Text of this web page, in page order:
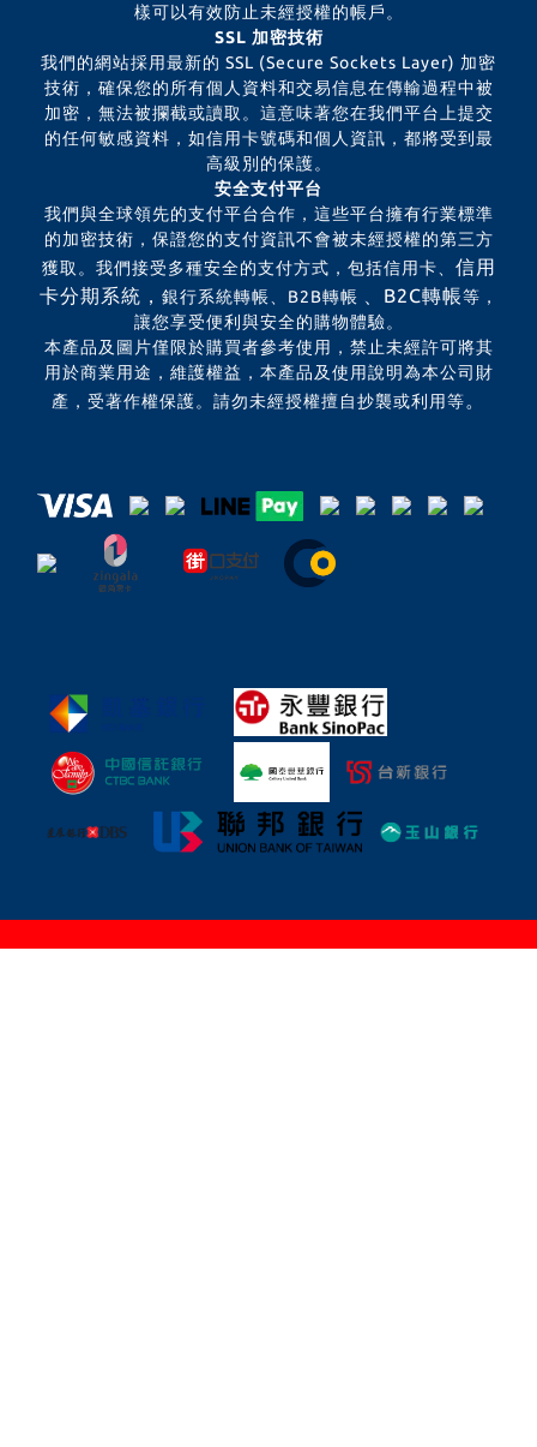
樣可以有效防止未經授權的帳戶。
SSL 加密技術
我們的網站採用最新的 SSL (Secure Sockets Layer) 加密
技術，確保您的所有個人資料和交易信息在傳輸過程中被
加密，無法被攔截或讀取。這意味著您在我們平台上提交
的任何敏感資料，如信用卡號碼和個人資訊，都將受到最
高級別的保護。
安全支付平台
我們與全球領先的支付平台合作，這些平台擁有行業標準
的加密技術，保證您的支付資訊不會被未經授權的第三方
獲取。我們接受多種安全的支付方式，包括信用卡、 信用
卡分期系統， 銀行系統轉帳、B2B轉帳 、B2C轉帳等，
讓您享受便利與安全的購物體驗。
本產品及圖片僅限於購買者參考使用，禁止未經許可將其
用於商業用途，維護權益，本產品及使用說明為本公司財
產，受著作權保護。請勿未經授權擅自抄襲或利用等。